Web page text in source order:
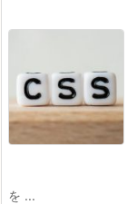
を ...